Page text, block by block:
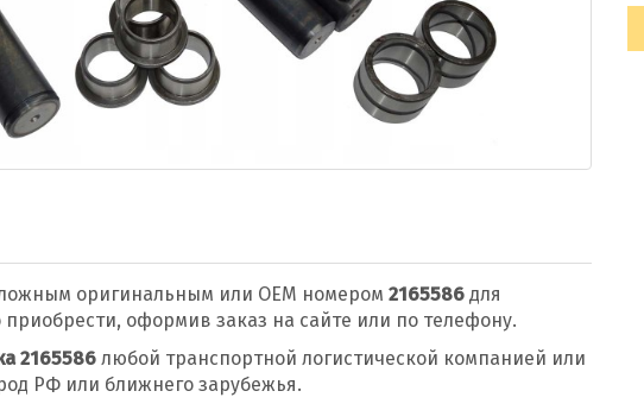
оригинальным или OEM номером 2165586 для
оформив заказ на сайте или по телефону.
2165586 любой транспортной логистической компанией или
РФ или ближнего зарубежья.